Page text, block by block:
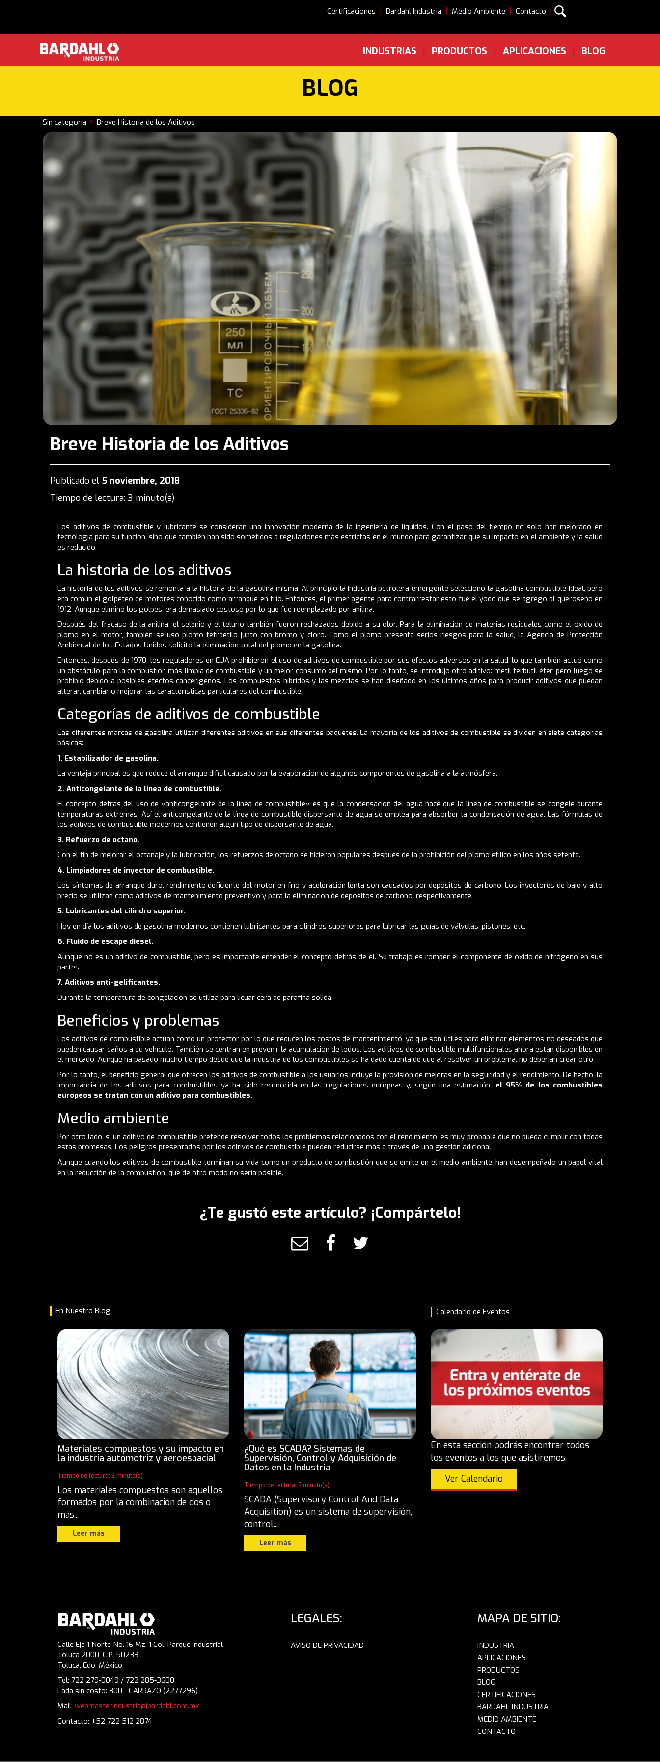
Certificaciones | Bardahl Industria | Medio Ambiente | Contacto |
INDUSTRIAS | PRODUCTOS | APLICACIONES | BLOG
BLOG
Sin categoría > Breve Historia de los Aditivos
Breve Historia de los Aditivos
Publicado el 5 noviembre, 2018
Tiempo de lectura: 3 minuto(s)
Los aditivos de combustible y lubricante se consideran una innovación moderna de la ingeniería de líquidos. Con el paso del tiempo no solo han mejorado en
tecnología para su función, sino que también han sido sometidos a regulaciones más estrictas en el mundo para garantizar que su impacto en el ambiente y la salud
es reducido.
La historia de los aditivos
La historia de los aditivos se remonta a la historia de la gasolina misma. Al principio la industria petrolera emergente seleccionó la gasolina combustible ideal, pero
era común el golpeteo de motores conocido como arranque en frío. Entonces, el primer agente para contrarrestar esto fue el yodo que se agregó al queroseno en
1912. Aunque eliminó los golpes, era demasiado costoso por lo que fue reemplazado por anilina.
Después del fracaso de la anilina, el selenio y el telurio también fueron rechazados debido a su olor. Para la eliminación de materias residuales como el óxido de
plomo en el motor, también se usó plomo tetraetilo junto con bromo y cloro. Como el plomo presenta serios riesgos para la salud, la Agencia de Protección
Ambiental de los Estados Unidos solicitó la eliminación total del plomo en la gasolina.
Entonces, después de 1970, los reguladores en EUA prohibieron el uso de aditivos de combustible por sus efectos adversos en la salud, lo que también actuó como
un obstáculo para la combustión más limpia de combustible y un mejor consumo del mismo. Por lo tanto, se introdujo otro aditivo: metil terbutil éter, pero luego se
prohibió debido a posibles efectos cancerígenos. Los compuestos híbridos y las mezclas se han diseñado en los últimos años para producir aditivos que puedan
alterar, cambiar o mejorar las características particulares del combustible.
Categorías de aditivos de combustible
Las diferentes marcas de gasolina utilizan diferentes aditivos en sus diferentes paquetes. La mayoría de los aditivos de combustible se dividen en siete categorías
básicas:
1. Estabilizador de gasolina.
La ventaja principal es que reduce el arranque difícil causado por la evaporación de algunos componentes de gasolina a la atmósfera.
2. Anticongelante de la línea de combustible.
El concepto detrás del uso de «anticongelante de la línea de combustible» es que la condensación del agua hace que la línea de combustible se congele durante
temperaturas extremas. Así el anticongelante de la línea de combustible dispersante de agua se emplea para absorber la condensación de agua. Las fórmulas de
los aditivos de combustible modernos contienen algún tipo de dispersante de agua.
3. Refuerzo de octano.
Con el fin de mejorar el octanaje y la lubricación, los refuerzos de octano se hicieron populares después de la prohibición del plomo etílico en los años setenta.
4. Limpiadores de inyector de combustible.
Los síntomas de arranque duro, rendimiento deficiente del motor en frío y aceleración lenta son causados ​​por depósitos de carbono. Los inyectores de bajo y alto
precio se utilizan como aditivos de mantenimiento preventivo y para la eliminación de depósitos de carbono, respectivamente.
5. Lubricantes del cilindro superior.
Hoy en día los aditivos de gasolina modernos contienen lubricantes para cilindros superiores para lubricar las guías de válvulas, pistones, etc.
6. Fluido de escape diésel.
Aunque no es un aditivo de combustible, pero es importante entender el concepto detrás de él. Su trabajo es romper el componente de óxido de nitrógeno en sus
partes.
7. Aditivos anti-gelificantes.
Durante la temperatura de congelación se utiliza para licuar cera de parafina sólida.
Beneficios y problemas
Los aditivos de combustible actúan como un protector por lo que reducen los costos de mantenimiento, ya que son útiles para eliminar elementos no deseados que
pueden causar daños a su vehículo. También se centran en prevenir la acumulación de lodos. Los aditivos de combustible multifuncionales ahora están disponibles en
el mercado. Aunque ha pasado mucho tiempo desde que la industria de los combustibles se ha dado cuenta de que al resolver un problema, no deberían crear otro.
Por lo tanto, el beneficio general que ofrecen los aditivos de combustible a los usuarios incluye la provisión de mejoras en la seguridad y el rendimiento. De hecho, la
importancia de los aditivos para combustibles ya ha sido reconocida en las regulaciones europeas y, según una estimación, el 95% de los combustibles
europeos se tratan con un aditivo para combustibles.
Medio ambiente
Por otro lado, si un aditivo de combustible pretende resolver todos los problemas relacionados con el rendimiento, es muy probable que no pueda cumplir con todas
estas promesas. Los peligros presentados por los aditivos de combustible pueden reducirse más a través de una gestión adicional.
Aunque cuando los aditivos de combustible terminan su vida como un producto de combustión que se emite en el medio ambiente, han desempeñado un papel vital
en la reducción de la combustión, que de otro modo no sería posible.
¿Te gustó este artículo? ¡Compártelo!
En Nuestro Blog
Materiales compuestos y su impacto en
la industria automotriz y aeroespacial
Tiempo de lectura: 3 minuto(s)
Los materiales compuestos son aquellos
formados por la combinación de dos o
más...
Leer más
¿Qué es SCADA? Sistemas de
Supervisión, Control y Adquisición de
Datos en la Industria
Tiempo de lectura: 3 minuto(s)
SCADA (Supervisory Control And Data
Acquisition) es un sistema de supervisión,
control...
Leer más
Calendario de Eventos
En esta sección podrás encontrar todos
los eventos a los que asistiremos.
Ver Calendario
Calle Eje 1 Norte No. 16 Mz. 1 Col. Parque Industrial
Toluca 2000, C.P. 50233
Toluca, Edo. México.
Tel: 722 279-0049 / 722 285-3600
Lada sin costo: 800 - CARRAZO (2277296)
Mail: webmasterindustria@bardahl.com.mx
Contacto: +52 722 512 2874
LEGALES:
AVISO DE PRIVACIDAD
MAPA DE SITIO:
INDUSTRIA
APLICACIONES
PRODUCTOS
BLOG
CERTIFICACIONES
BARDAHL INDUSTRIA
MEDIO AMBIENTE
CONTACTO